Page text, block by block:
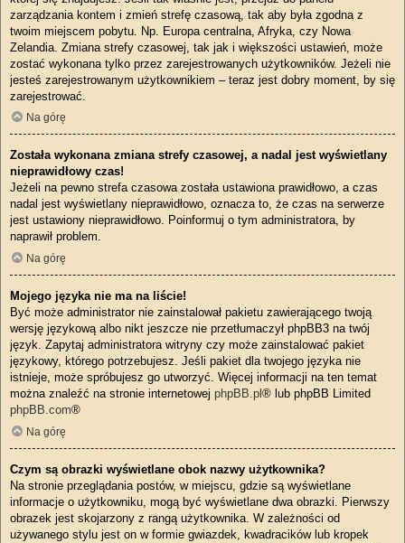
zarządzania kontem i zmień strefę czasową, tak aby była zgodna z
twoim miejscem pobytu. Np. Europa centralna, Afryka, czy Nowa
Zelandia. Zmiana strefy czasowej, tak jak i większości ustawień, może
zostać wykonana tylko przez zarejestrowanych użytkowników. Jeżeli nie
jesteś zarejestrowanym użytkownikiem – teraz jest dobry moment, by się
zarejestrować.
Na górę
Została wykonana zmiana strefy czasowej, a nadal jest wyświetlany
nieprawidłowy czas!
Jeżeli na pewno strefa czasowa została ustawiona prawidłowo, a czas
nadal jest wyświetlany nieprawidłowo, oznacza to, że czas na serwerze
jest ustawiony nieprawidłowo. Poinformuj o tym administratora, by
naprawił problem.
Na górę
Mojego języka nie ma na liście!
Być może administrator nie zainstalował pakietu zawierającego twoją
wersję językową albo nikt jeszcze nie przetłumaczył phpBB3 na twój
język. Zapytaj administratora witryny czy może zainstalować pakiet
językowy, którego potrzebujesz. Jeśli pakiet dla twojego języka nie
istnieje, może spróbujesz go utworzyć. Więcej informacji na ten temat
można znaleźć na stronie internetowej phpBB.pl ® lub phpBB Limited
phpBB.com®
Na górę
Czym są obrazki wyświetlane obok nazwy użytkownika?
Na stronie przeglądania postów, w miejscu, gdzie są wyświetlane
informacje o użytkowniku, mogą być wyświetlane dwa obrazki. Pierwszy
obrazek jest skojarzony z rangą użytkownika. W zależności od
używanego stylu jest on w formie gwiazdek, kwadracików lub kropek